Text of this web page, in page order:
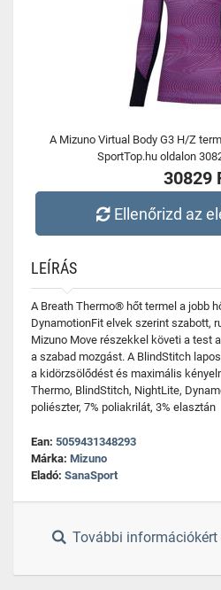
A Mizuno Virtual Body G3 H/Z
SportTop.hu oldalon
30829
Ellenőrizd az
LEÍRÁS
A Breath Thermo® hőt termel a jobb
DynamotionFit elvek szerint szabott,
Mizuno Move részekkel követi a test
a szabad mozgást. A BlindStitch
a kidörzsölődést és maximális
Thermo, BlindStitch, NightLite,
poliészter, 7% poliakrilát, 3% elasztán
Ean: 5059431348293
Márka: Mizuno
Eladó: SanaSport
További